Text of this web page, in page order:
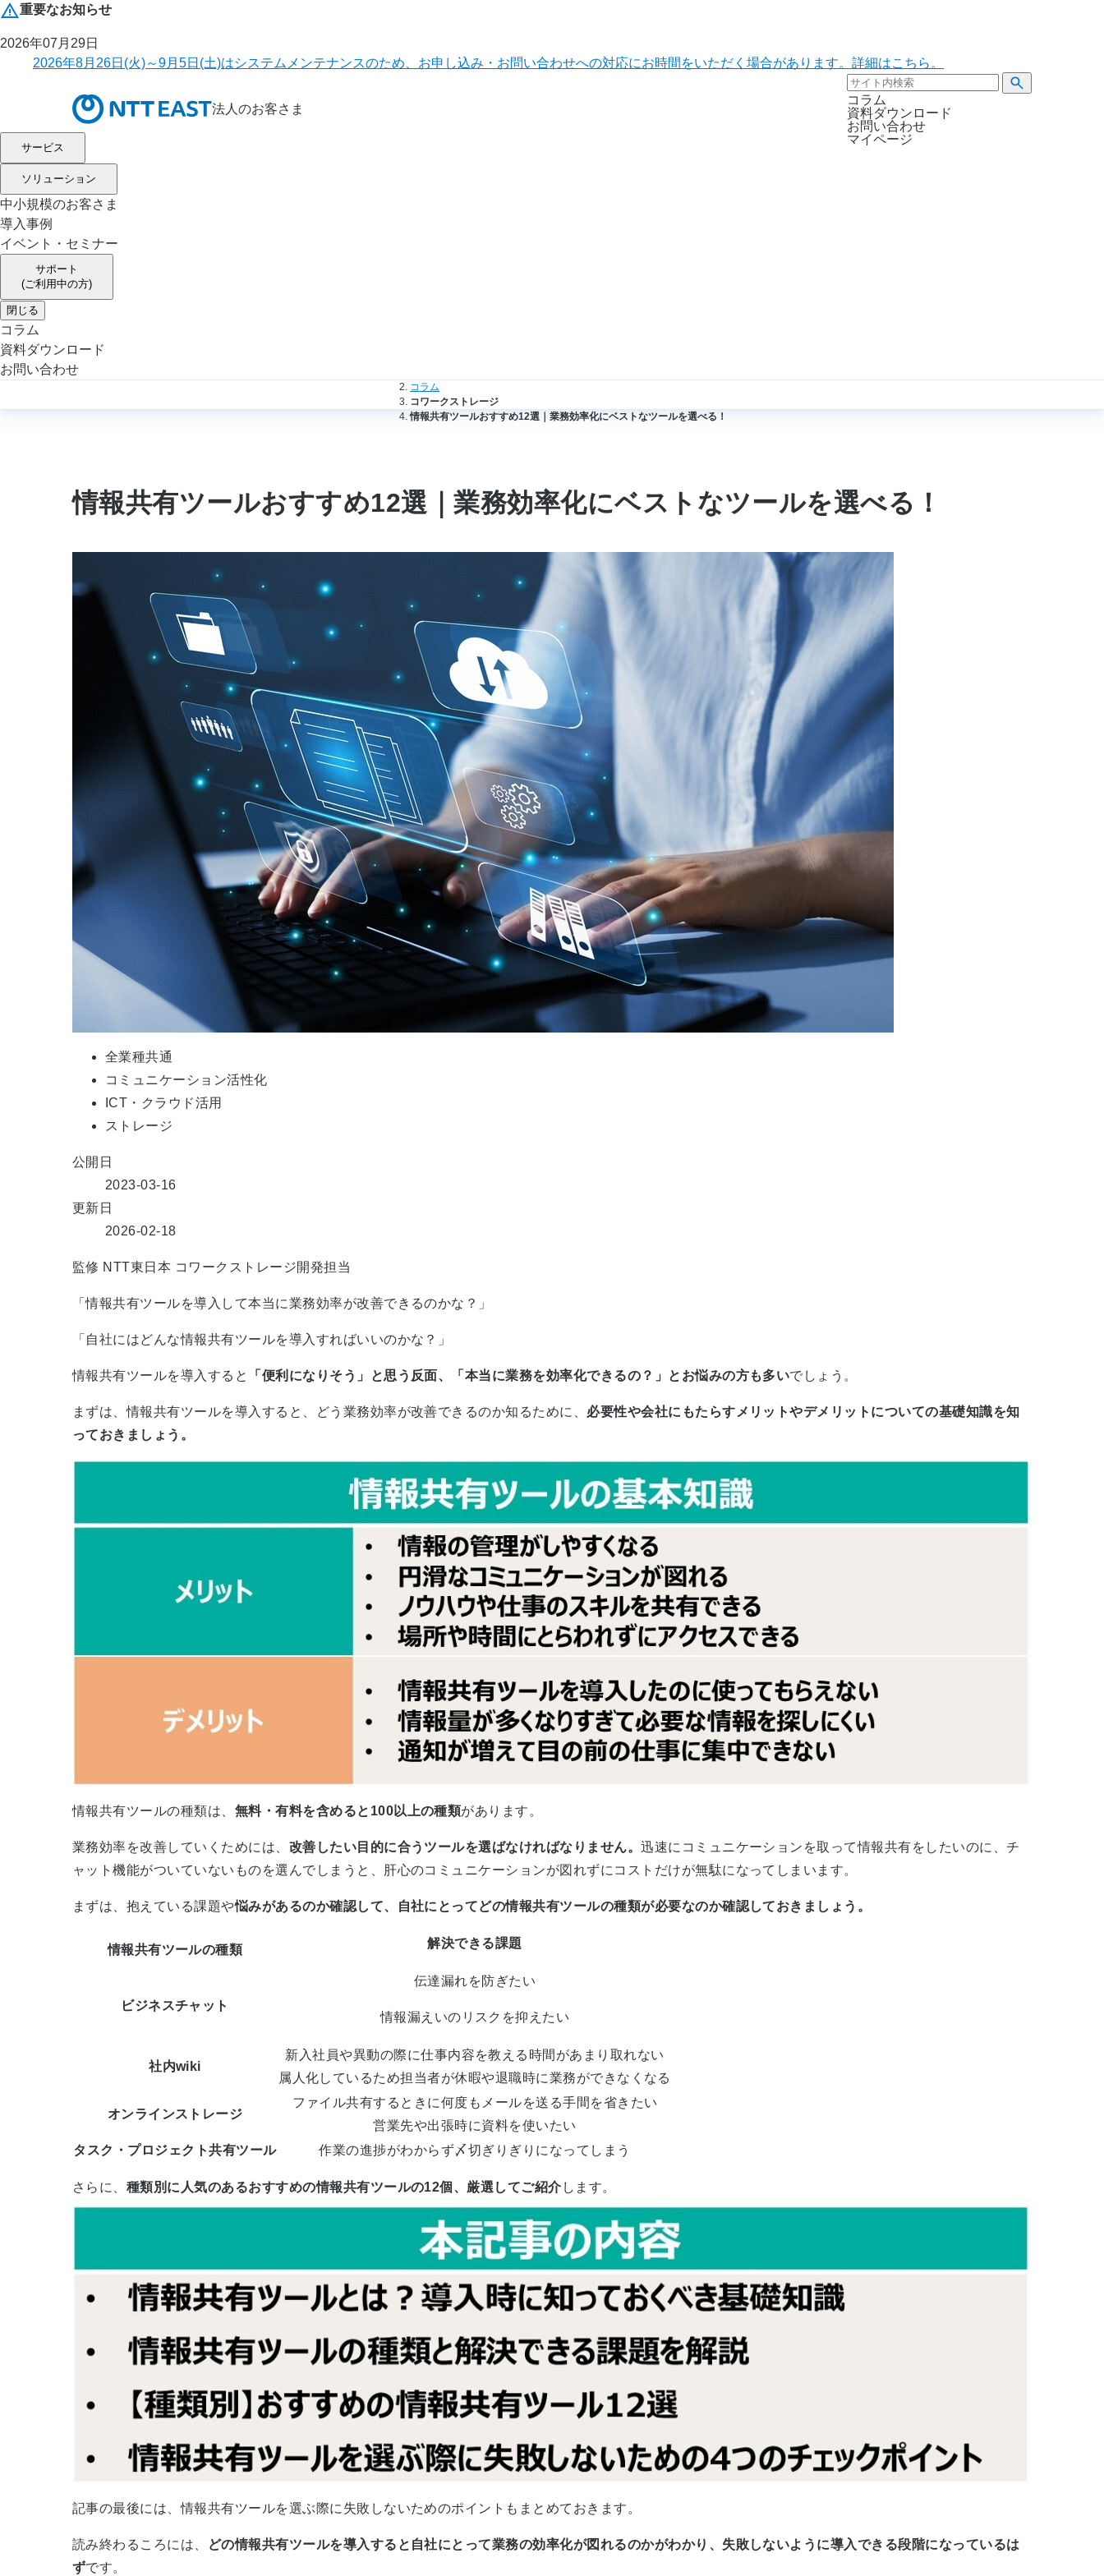
重要なお知らせ
2026年07月29日
2026年8月26日(火)～9月5日(土)はシステムメンテナンスのため、お申し込み・お問い合わせへの対応にお時間をいただく場合があります。詳細はこちら。
法人のお客さま
コラム
資料ダウンロード
お問い合わせ
マイページ
サービス
ソリューション
中小規模のお客さま
導入事例
イベント・セミナー
サポート
(ご利用中の方)
閉じる
コラム
資料ダウンロード
お問い合わせ
コラム
コワークストレージ
情報共有ツールおすすめ12選｜業務効率化にベストなツールを選べる！
情報共有ツールおすすめ12選｜業務効率化にベストなツールを選べる！
全業種共通
コミュニケーション活性化
ICT・クラウド活用
ストレージ
公開日
2023-03-16
更新日
2026-02-18
監修 NTT東日本 コワークストレージ開発担当
「情報共有ツールを導入して本当に業務効率が改善できるのかな？」
「自社にはどんな情報共有ツールを導入すればいいのかな？」
情報共有ツールを導入すると 「便利になりそう」と思う反面、「本当に業務を効率化できるの？」とお悩みの方も多いでしょう。
まずは、情報共有ツールを導入すると、どう業務効率が改善できるのか知るために、 必要性や会社にもたらすメリットやデメリットについての基礎知識を知
っておきましょう。
情報共有ツールの種類は、 無料・有料を含めると 100以上の種類があります。
業務効率を改善していくためには、 改善したい目的に合うツールを選ばなければなりません。迅速にコミュニケーションを取って情報共有をしたいのに、チ
ャット機能がついていないものを選んでしまうと、肝心のコミュニケーションが図れずにコストだけが無駄になってしまいます。
まずは、抱えている課題や悩みがあるのか確認して、自社にとってどの情報共有ツールの種類が必要なのか確認しておきましょう。
情報共有ツールの種類 解決できる課題
ビジネスチャット
伝達漏れを防ぎたい
情報漏えいのリスクを抑えたい
社内wiki
新入社員や異動の際に仕事内容を教える時間があまり取れない
属人化しているため担当者が休暇や退職時に業務ができなくなる
オンラインストレージ
ファイル共有するときに何度もメールを送る手間を省きたい
営業先や出張時に資料を使いたい
タスク・プロジェクト共有ツール
作業の進捗がわからず〆切ぎりぎりになってしまう
さらに、 種類別に人気のあるおすすめの情報共有ツールの12個、厳選してご紹介 します。
記事の最後には、情報共有ツールを選ぶ際に失敗しないためのポイントもまとめておきます。
読み終わるころには、
どの情報共有ツールを導入すると自社にとって業務の効率化が図れるのかがわかり、失敗しないように導入できる段階になっているは
ずです。